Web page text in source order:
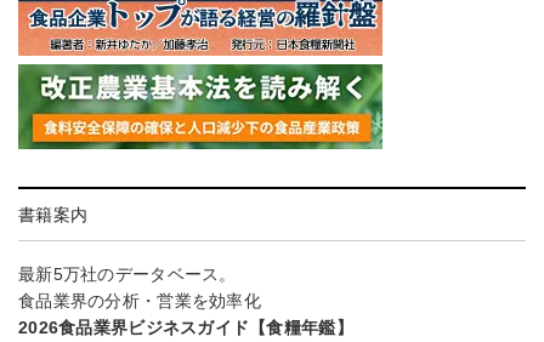
書籍案内
最新5万社のデータベース。
食品業界の分析・営業を効率化
2026食品業界ビジネスガイド【食糧年鑑】